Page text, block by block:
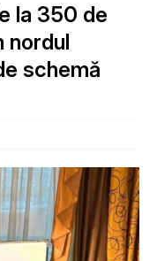
la 350 de
nordul
schemă